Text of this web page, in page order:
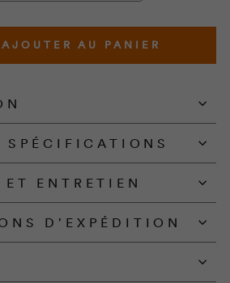
AJOUTER AU PANIER
SPÉCIFICATIONS
ENTRETIEN
D'EXPÉDITION